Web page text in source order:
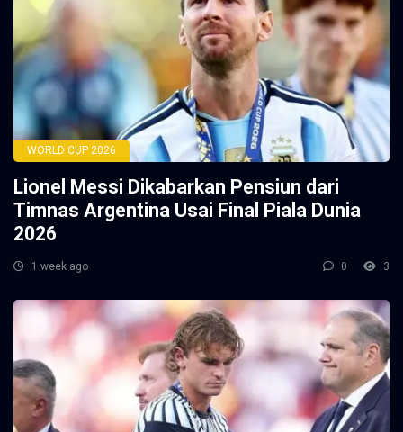
WORLD CUP 2026
Lionel Messi Dikabarkan Pensiun dari
Timnas Argentina Usai Final Piala Dunia
2026
1 week ago 0 3